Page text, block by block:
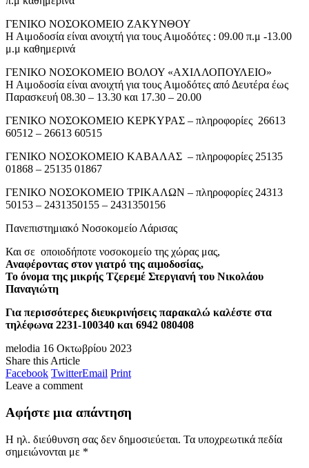
ΓΕΝΙΚΟ ΝΟΣΟΚΟΜΕΙΟ ΖΑΚΥΝΘΟΥ
Η Αιμοδοσία είναι ανοιχτή για τους Αιμοδότες : 09.00 π.μ -13.00
μ.μ καθημερινά
ΓΕΝΙΚΟ ΝΟΣΟΚΟΜΕΙΟ ΒΟΛΟΥ «ΑΧΙΛΛΟΠΟΥΛΕΙΟ»
Η Αιμοδοσία είναι ανοιχτή για τους Αιμοδότες από Δευτέρα έως
Παρασκευή 08.30 – 13.30 και 17.30 – 20.00
ΓΕΝΙΚΟ ΝΟΣΟΚΟΜΕΙΟ ΚΕΡΚΥΡΑΣ – πληροφορίες 26613
60512 – 26613 60515
ΓΕΝΙΚΟ ΝΟΣΟΚΟΜΕΙΟ ΚΑΒΑΛΑΣ – πληροφορίες 25135
01868 – 25135 01867
ΓΕΝΙΚΟ ΝΟΣΟΚΟΜΕΙΟ ΤΡΙΚΑΛΩΝ – πληροφορίες 24313
50153 – 2431350155 – 2431350156
Πανεπιστημιακό Νοσοκομείο Λάρισας
Και σε οποιοδήποτε νοσοκομείο της χώρας μας,
Αναφέροντας στον γιατρό της αιμοδοσίας,
Το όνομα της μικρής Τζερεμέ Στεργιανή του Νικολάου
Παναγιώτη
Για περισσότερες διευκρινήσεις παρακαλώ καλέστε στα
τηλέφωνα 2231-100340 και 6942 080408
melodia 16 Οκτωβρίου 2023
Share this Article
Facebook TwitterEmail Print
Leave a comment
Αφήστε μια απάντηση
Η ηλ. διεύθυνση σας δεν δημοσιεύεται. Τα υποχρεωτικά πεδία
σημειώνονται με *